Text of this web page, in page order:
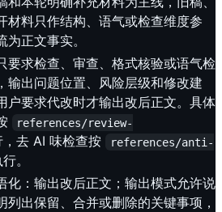
材料只作结构、语气或检查维度参
正文事实。
要求检查、审查、格式核验或语气检
输出问题位置、风险层级和修改建
户要求代改时才输出改后正文。具体
references/review-
，去 AI 味检查按
references/anti-
。
化：输出改后正文；输出模式允许说
列出保留、合并或删除的关键事项，